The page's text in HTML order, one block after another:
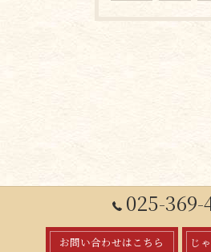
025-369-
お問い合わせはこちら じ